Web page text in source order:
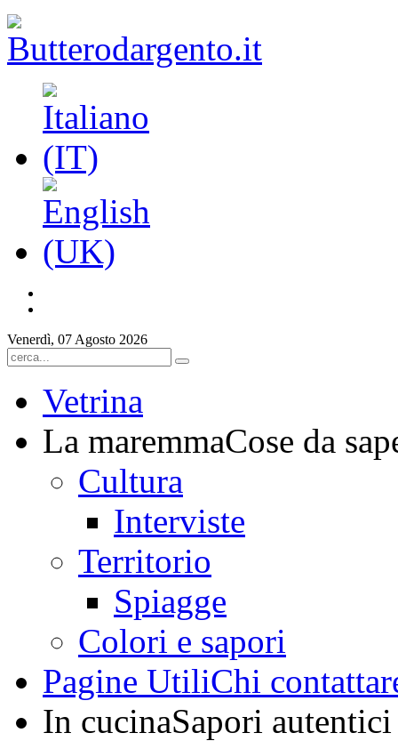
Venerdì, 07 Agosto 2026
Vetrina
La maremmaCose da
Cultura
Interviste
Territorio
Spiagge
Colori e sapori
Pagine UtiliChi
In cucinaSapori autentici